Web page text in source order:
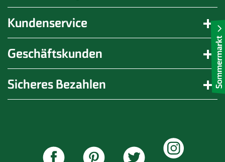
Kundenservice
Geschäftskunden
Sicheres Bezahlen